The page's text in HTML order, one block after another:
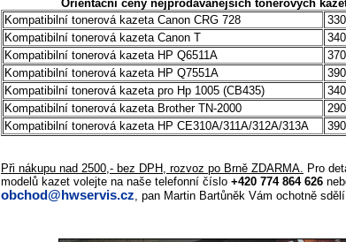
Orientační ceny nejprodávanějších tonerových
Kompatibilní tonerová kazeta Canon CRG 728
Kompatibilní tonerová kazeta Canon T
Kompatibilní tonerová kazeta HP Q6511A
Kompatibilní tonerová kazeta HP Q7551A
Kompatibilní tonerová kazeta pro Hp 1005 (CB435)
Kompatibilní tonerová kazeta Brother TN-2000
Kompatibilní tonerová kazeta HP CE310A/311A/312A/313A
Při nákupu nad 2500,- bez DPH, rozvoz po Brně ZDARMA. Pro
modelů kazet volejte na naše telefonní číslo +420 774 864 626
obchod@hwservis.cz , pan Martin Bartůněk Vám ochotně